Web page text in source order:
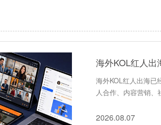
海外KOL红人出
海外KOL红人出海已
人合作、内容营销、
2026.08.07